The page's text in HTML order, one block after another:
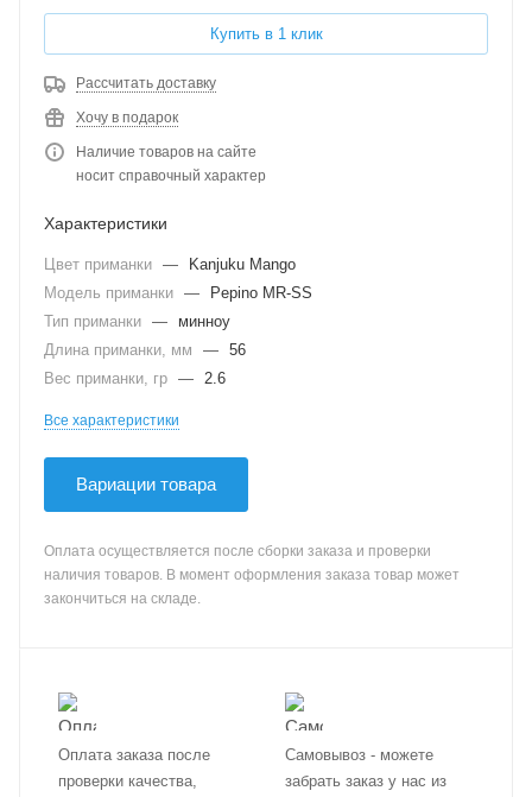
Купить в 1 клик
Рассчитать доставку
Хочу в подарок
Наличие товаров на сайте
носит справочный характер
Характеристики
Цвет приманки —
Kanjuku Mango
Модель приманки —
Pepino MR-SS
Тип приманки —
минноу
Длина приманки, мм
— 56
Вес приманки, гр — 2.6
Все характеристики
Вариации товара
Оплата осуществляется после сборки заказа и проверки
наличия товаров. В момент оформления заказа товар может
закончиться на складе.
Оплата заказа после
проверки качества,
Самовывоз - можете
забрать заказ у нас из